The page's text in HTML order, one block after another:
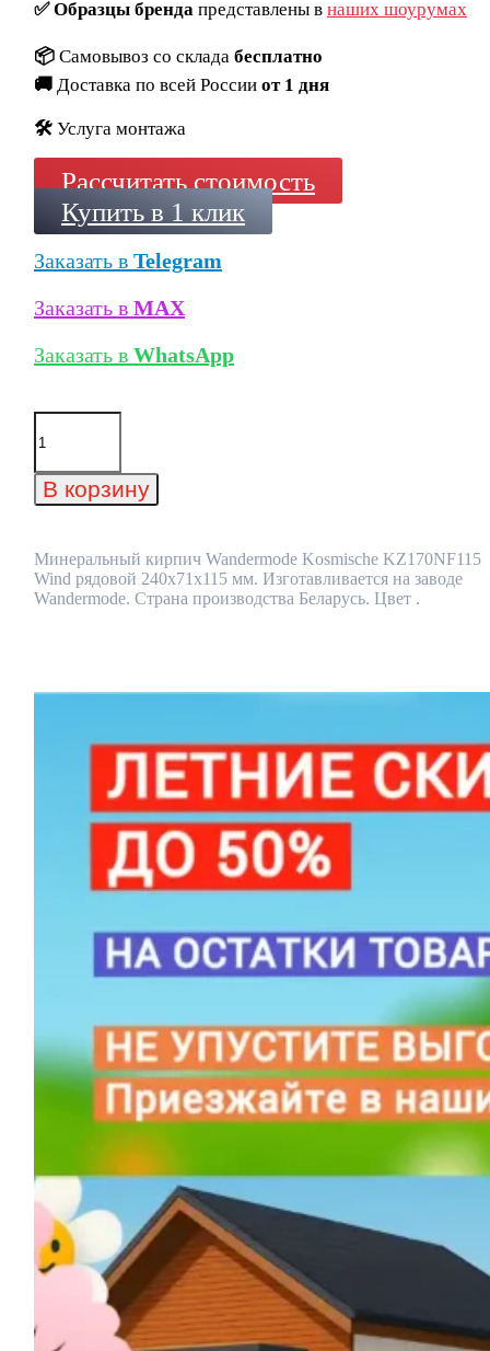
✅Образцы брендапредставлены в наших шоурумах
📦 Самовывоз со склада бесплатно
🚚 Доставка по всей России от 1 дня
🛠️ Услуга монтажа
Рассчитать стоимость
Купить в 1 клик
Заказать в Telegram
Заказать в MAX
Заказать в WhatsApp
Количество
товара
кирпич
Wandermode
Wind
рядовой
240x71x115
В корзину
Минеральный кирпич Wandermode Kosmische KZ170NF115
Wind рядовой 240x71x115 мм. Изготавливается на заводе
Wandermode. Страна производства Беларусь. Цвет .